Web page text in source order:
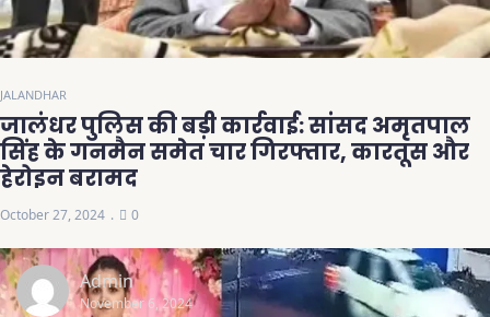
JALANDHAR
जालंधर पुलिस की बड़ी कार्रवाई: सांसद अमृतपाल
सिंह के गनमैन समेत चार गिरफ्तार, कारतूस और
हेरोइन बरामद
October 27, 2024 0
Admin
November 6, 2024